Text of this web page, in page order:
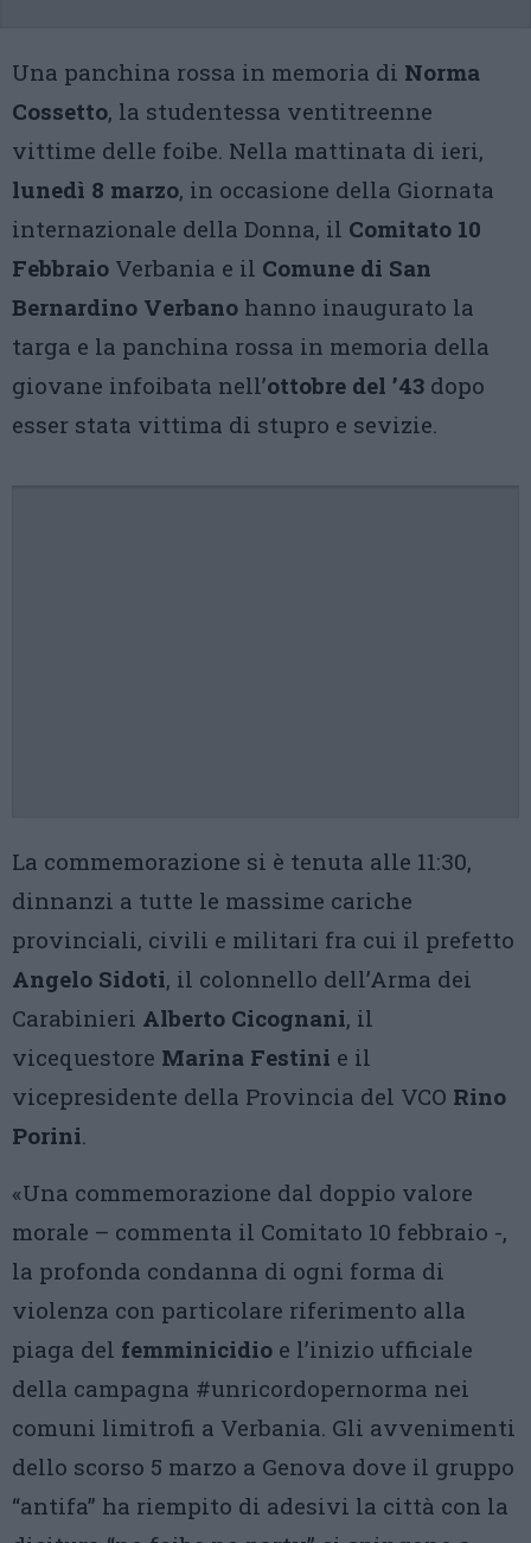
Una panchina rossa in memoria di Norma
Cossetto, la studentessa ventitreenne
vittime delle foibe. Nella mattinata di ieri,
lunedì 8 marzo, in occasione della Giornata
internazionale della Donna, il Comitato 10
Febbraio Verbania e il Comune di San
Bernardino Verbano hanno inaugurato la
targa e la panchina rossa in memoria della
giovane infoibata nell’ottobre del ’43 dopo
esser stata vittima di stupro e sevizie.
La commemorazione si è tenuta alle 11:30,
dinnanzi a tutte le massime cariche
provinciali, civili e militari fra cui il prefetto
Angelo Sidoti, il colonnello dell’Arma dei
Carabinieri Alberto Cicognani, il
vicequestore Marina Festini e il
vicepresidente della Provincia del VCO Rino
Porini.
«Una commemorazione dal doppio valore
morale – commenta il Comitato 10 febbraio -,
la profonda condanna di ogni forma di
violenza con particolare riferimento alla
piaga del femminicidio e l’inizio ufficiale
della campagna #unricordopernorma nei
comuni limitrofi a Verbania. Gli avvenimenti
dello scorso 5 marzo a Genova dove il gruppo
“antifa” ha riempito di adesivi la città con la